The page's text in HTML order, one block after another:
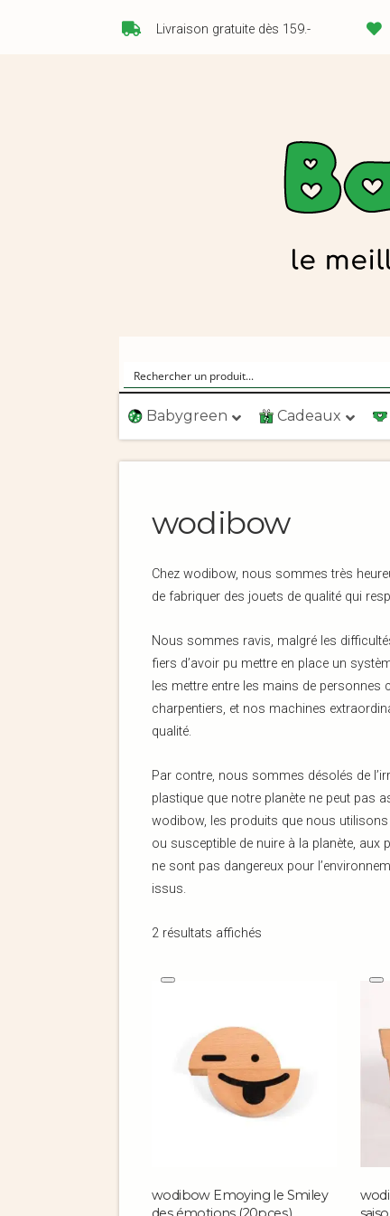
Livraison gratuite dès 159.-
Babygreen Cadeaux
wodibow
Chez wodibow, nous sommes très
de fabriquer des jouets de qualité qui
Nous sommes ravis, malgré les
fiers d’avoir pu mettre en place un
les mettre entre les mains de
charpentiers, et nos machines
qualité.
Par contre, nous sommes désolés de
plastique que notre planète ne peut pas
wodibow, les produits que nous
ou susceptible de nuire à la planète,
ne sont pas dangereux pour
issus.
2 résultats affichés
wodibow Emoying le Smiley